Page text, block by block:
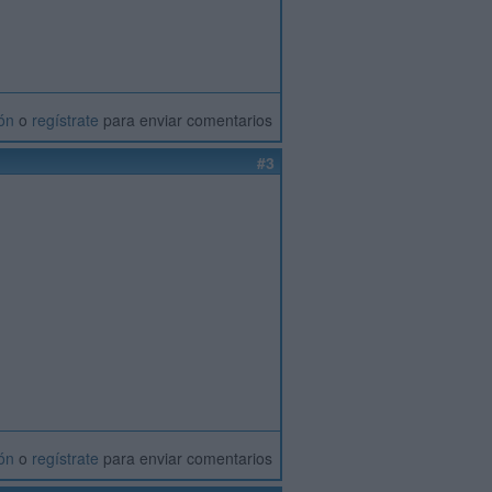
o regístrate para enviar comentarios
#3
o regístrate para enviar comentarios